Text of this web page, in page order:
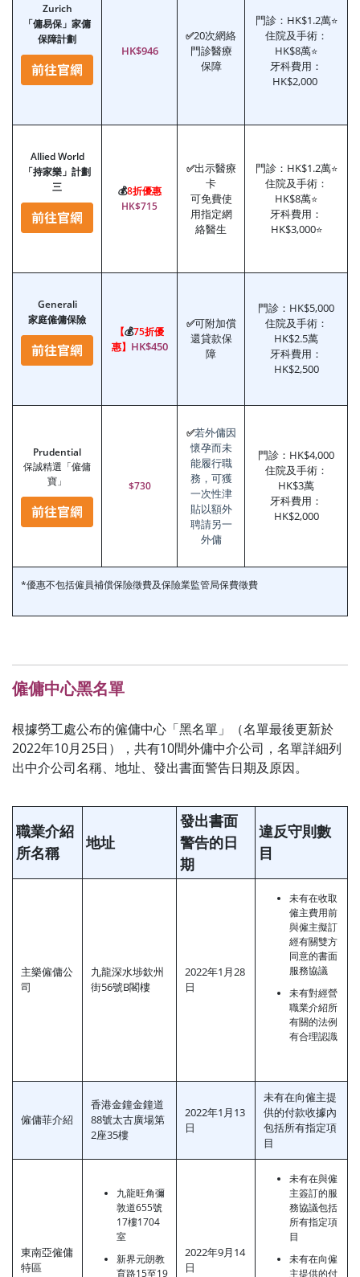
Zurich
「傭易保」家傭
保障計劃
HK$946
✅20次網絡
門診醫療
保障
門診：HK$1.2萬⭐
住院及手術：
HK$8萬⭐
牙科費用：
HK$2,000
Allied World
「持家樂」計劃
三
💰8折優惠
HK$715
✅出示醫療
卡
可免費使
用指定網
絡醫生
門診：HK$1.2萬⭐
住院及手術：
HK$8萬⭐
牙科費用：
HK$3,000⭐
Generali
家庭僱傭保險
【💰75折優
惠】 HK$450
✅可附加償
還貸款保
障
門診：HK$5,000
住院及手術：
HK$2.5萬
牙科費用：
HK$2,500
Prudential
保誠精選「僱傭
寶」
$730
✅若外傭因
懷孕而未
能履行職
務，可獲
一次性津
貼以額外
聘請另一
外傭
門診：HK$4,000
住院及手術：
HK$3萬
牙科費用：
HK$2,000
*優惠不包括僱員補償保險徵費及保險業監管局保費徵費
僱傭中心黑名單
根據勞工處公布的僱傭中心「黑名單」（名單最後更新於
2022年10月25日），共有10間外傭中介公司，名單詳細列
出中介公司名稱、地址、發出書面警告日期及原因。
職業介紹
所名稱
地址
發出書面
警告的日
期
違反守則數
目
主樂僱傭公
司
九龍深水埗欽州
街56號B閣樓
2022年1月28
日
未有在收取
僱主費用前
與僱主擬訂
經有關雙方
同意的書面
服務協議
未有對經營
職業介紹所
有關的法例
有合理認識
僱傭菲介紹
香港金鐘金鐘道
88號太古廣場第
2座35樓
2022年1月13
日
未有在向僱主提
供的付款收據內
包括所有指定項
目
東南亞僱傭
特區
九龍旺角彌
敦道655號
17樓1704
室
新界元朗教
育路15至19
2022年9月14
日
未有在與僱
主簽訂的服
務協議包括
所有指定項
目
未有在向僱
主提供的付